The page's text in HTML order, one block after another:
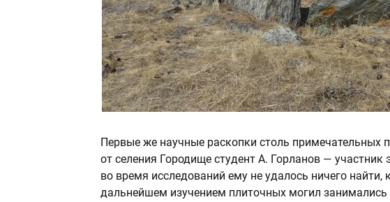
Первые же научные раскопки столь примечательных
от селения Городище студент А. Горланов —
во время исследований ему не удалось ничего
дальнейшем изучением плиточных могил